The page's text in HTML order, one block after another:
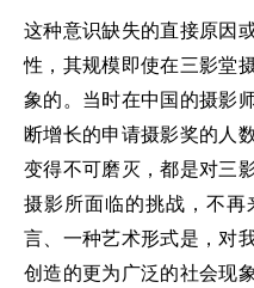
这种意识缺失的直接原因
性，其规模即使在三影堂
象的。当时在中国的摄影
断增长的申请摄影奖的人
变得不可磨灭，都是对三
摄影所面临的挑战，不
言、一种艺术形式是，对
创造的更为广泛的社会现